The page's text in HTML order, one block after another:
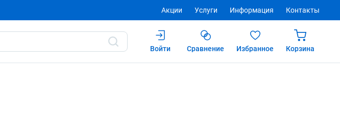
Акции Услуги Информация Контакты
Войти
Сравнение Избранное Корзина